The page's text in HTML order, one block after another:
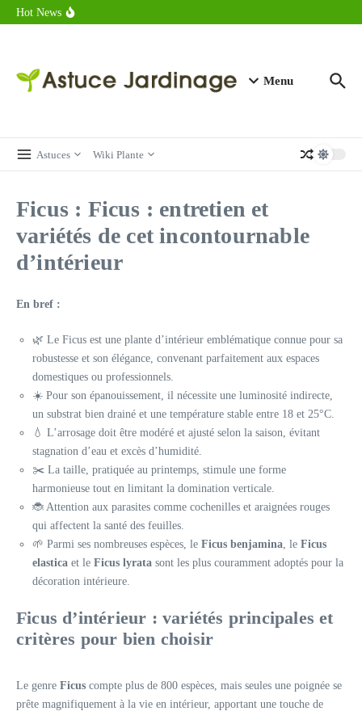
Aller au contenu
Hot News
Combien de calories dans un croque monsieur en 2025 ?
Menu
Astuces Wiki Plante
Ficus : Ficus : entretien et
variétés de cet incontournable
d’intérieur
En bref :
🌿 Le Ficus est une plante d’intérieur emblématique connue pour sa
robustesse et son élégance, convenant parfaitement aux espaces
domestiques ou professionnels.
☀️ Pour son épanouissement, il nécessite une luminosité indirecte,
un substrat bien drainé et une température stable entre 18 et 25°C.
💧 L’arrosage doit être modéré et ajusté selon la saison, évitant
stagnation d’eau et excès d’humidité.
✂️ La taille, pratiquée au printemps, stimule une forme
harmonieuse tout en limitant la domination verticale.
🐞 Attention aux parasites comme cochenilles et araignées rouges
qui affectent la santé des feuilles.
🌱 Parmi ses nombreuses espèces, le Ficus benjamina, le Ficus
elastica et le Ficus lyrata sont les plus couramment adoptés pour la
décoration intérieure.
Ficus d’intérieur : variétés principales et
critères pour bien choisir
Le genre Ficus compte plus de 800 espèces, mais seules une poignée se
prête magnifiquement à la vie en intérieur, apportant une touche de